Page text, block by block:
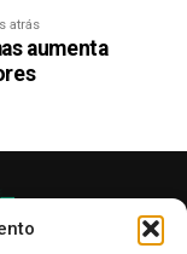
melhores
tokens PCHAIN,
pública.
atrás
aumenta